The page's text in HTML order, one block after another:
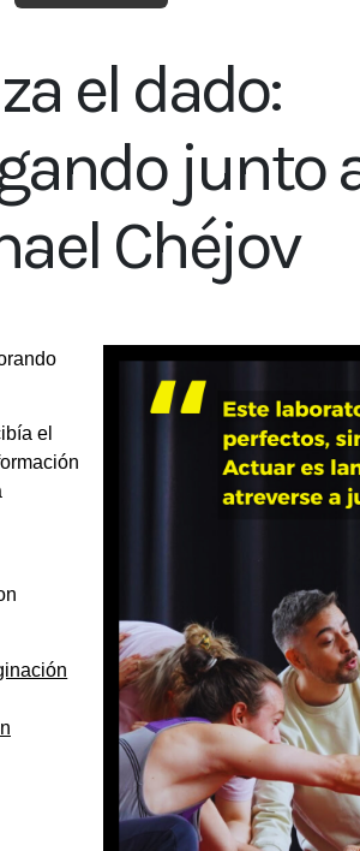
el dado:
junto
Chéjov
el